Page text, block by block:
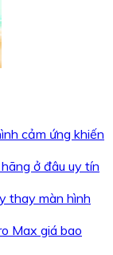
cảm ứng khiến
ở đâu uy tín
thay màn hình
Max giá bao